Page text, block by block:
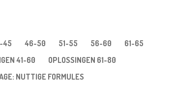
45 46-50 51-55 56-60
61-65
41-60
OPLOSSINGEN 61-80
NUTTIGE FORMULES